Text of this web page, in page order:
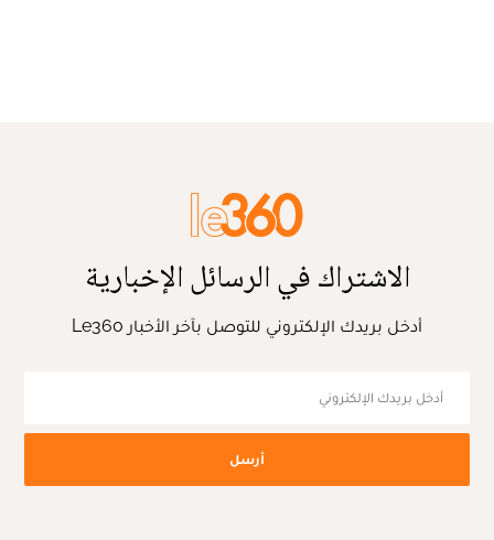
الاشتراك في الرسائل الإخبارية
أدخل بريدك الإلكتروني للتوصل بآخر الأخبار Le360
أرسل